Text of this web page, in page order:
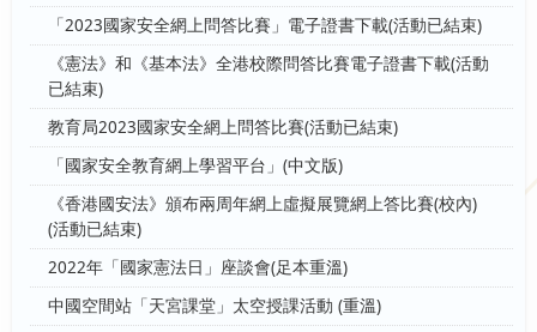
「2023國家安全網上問答比賽」電子證書下載(活動已結束)
《憲法》和《基本法》全港校際問答比賽電子證書下載(活動
已結束)
教育局2023國家安全網上問答比賽(活動已結束)
「國家安全教育網上學習平台」(中文版)
《香港國安法》頒布兩周年網上虛擬展覽網上答比賽(校內)
(活動已結束)
2022年「國家憲法日」座談會(足本重溫)
中國空間站「天宮課堂」太空授課活動 (重溫)